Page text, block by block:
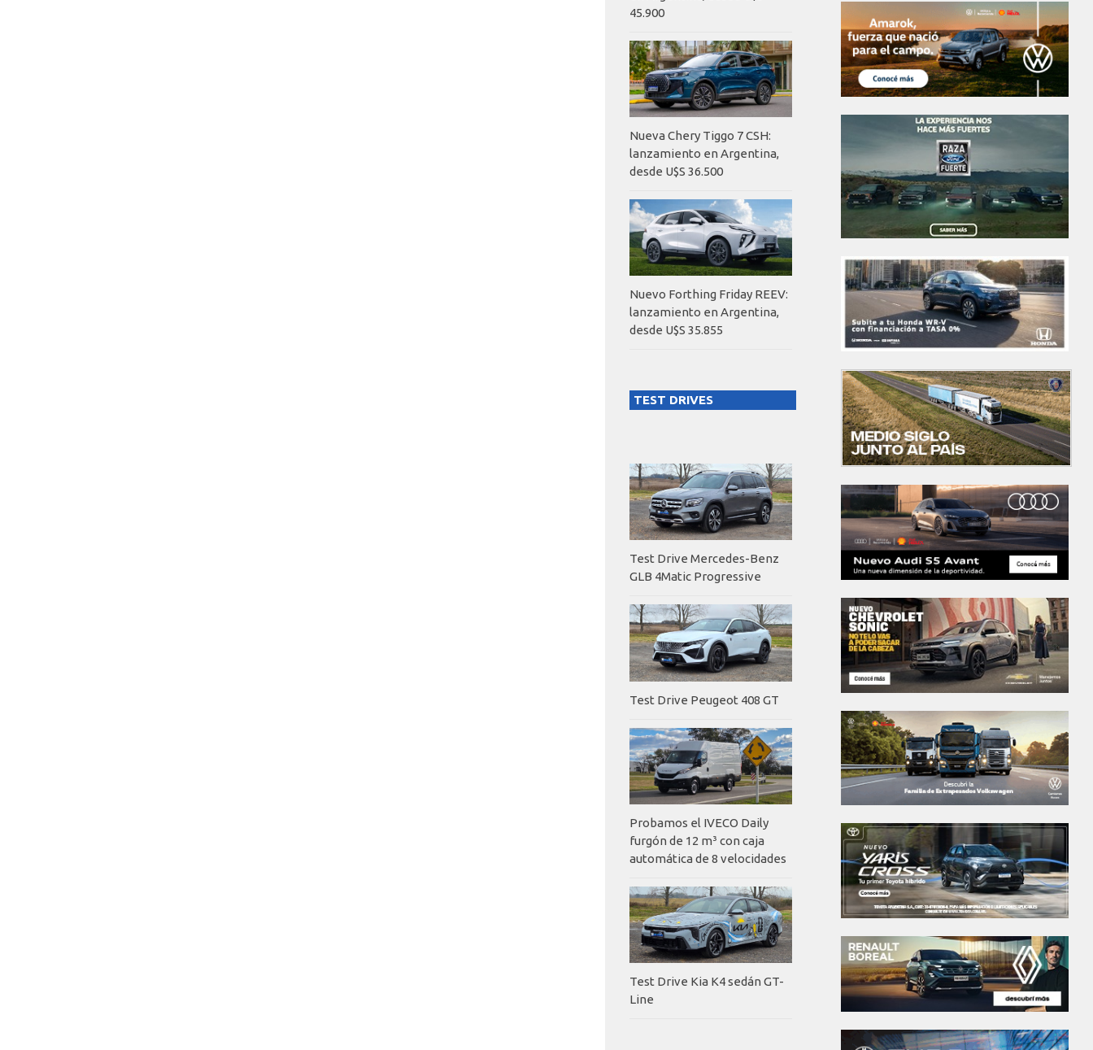
45.900
Nueva Chery Tiggo 7 CSH:
lanzamiento en Argentina,
desde U$S 36.500
Nuevo Forthing Friday REEV:
lanzamiento en Argentina,
desde U$S 35.855
TEST DRIVES
Test Drive Mercedes-Benz
GLB 4Matic Progressive
Test Drive Peugeot 408 GT
Probamos el IVECO Daily
furgón de 12 m³ con caja
automática de 8 velocidades
Test Drive Kia K4 sedán GT-
Line